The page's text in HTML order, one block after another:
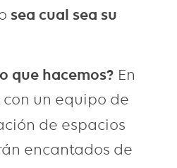
sea cual sea su
que hacemos? En
un equipo de
de espacios
encantados de